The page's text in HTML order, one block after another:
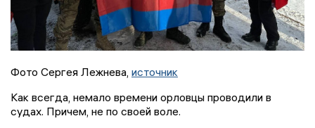
Фото Сергея Лежнева, источник
Как всегда, немало времени орловцы проводили в
судах. Причем, не по своей воле.